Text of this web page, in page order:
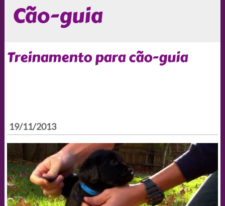
Cão-guia
Treinamento para cão-guia
19/11/2013